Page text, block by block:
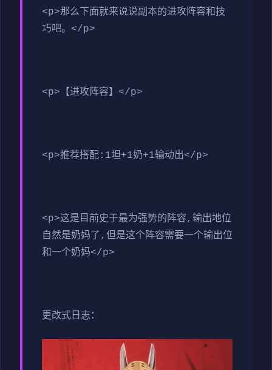
<p>那么下面就来说说副本的进攻阵容和技
巧吧。</p>
<p>【进攻阵容】</p>
<p>推荐搭配:1坦+1奶+1输动出</p>
<p>这是目前史于最为强势的阵容,输出地位
自然是奶妈了,但是这个阵容需要一个输出位
和一个奶妈</p>
更改式日志：